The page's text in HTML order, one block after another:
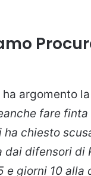
argomento
fare finta
chiesto
difensori di
e giorni 10 alla